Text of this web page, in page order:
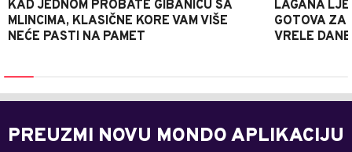
KAD JEDNOM PROBATE GIBANICU SA
MLINCIMA, KLASIČNE KORE VAM VIŠE
NEĆE PASTI NA PAMET
LAGANA
GOTOVA ZA
VRELE DANE
PREUZMI NOVU MONDO APLIKACIJU